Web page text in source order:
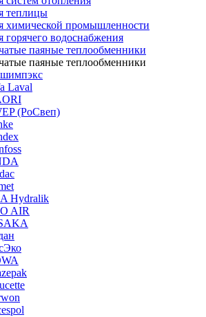
теплицы
химической промышленности
горячего водоснабжения
паяные теплообменники
паяные теплообменники
Laval
(РоСвеп)
Hydralik
AIR